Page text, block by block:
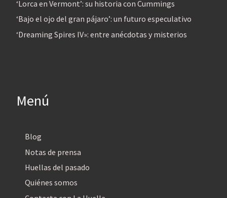
‘Lorca en Vermont’: su historia con Cummings
‘Bajo el ojo del gran pájaro’: un futuro especulativo
‘Dreaming Spires IV»: entre anécdotas y misterios
Menú
Blog
Notas de prensa
Huellas del pasado
Quiénes somos